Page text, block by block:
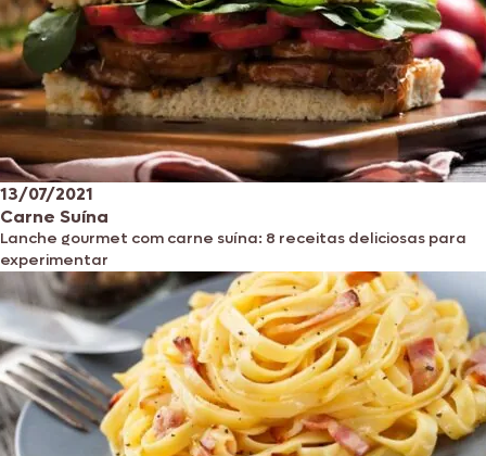
13/07/2021
Carne Suína
Lanche gourmet com carne suína: 8 receitas deliciosas para
experimentar